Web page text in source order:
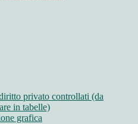
privato controllati (da
in tabelle)
grafica